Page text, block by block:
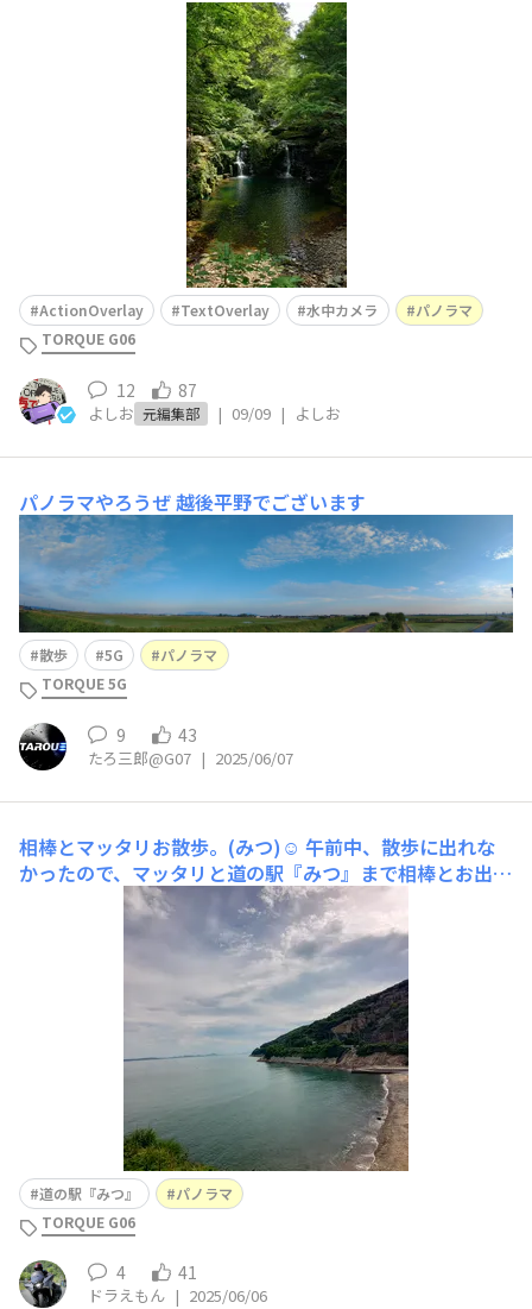
いうたくさんの滝を見ながらハイキングできる場所や、
「お亀の湯」という素晴らしい泉質の温泉がある場所など
を、家族旅行で巡りました！ 自然たっぷりの場所にたく
さん行ってきたので、TORQUEの多彩なカメラ機能を使っ
てバシバシ撮影してきました！Action Overl
ActionOverlay TextOverlay 水中カメラ
パノラマ
TORQUE G06
12 87
よしお 元編集部 | 09/09 | よしお
パノラマやろうぜ越後平野でございます
散歩 5G
パノラマ
TORQUE 5G
9 43
たろ三郎@G07 | 2025/06/07
相棒とマッタリお散歩。(みつ)☺️ 午前中、散歩に出れな
かったので、マッタリと道の駅『みつ』まで相棒とお出か
けです〜。😊 アイキャッチはいつもの撮影写真ですが、
パドラマ写真で遊んでみました。😁G06を縦持ちで横向き
パノラマ撮影です。☺️G06を縦持ちで縦向きパノラマ撮影
です。☺️G06を横持ちで横向きパノラマ撮影です。☺️同
道の駅『みつ』
パノラマ
TORQUE G06
4 41
ドラえもん | 2025/06/06